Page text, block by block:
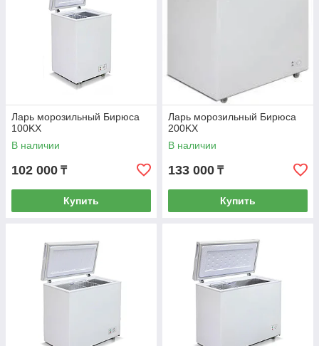
Ларь морозильный Бирюса
100KX
В наличии
102 000 ₸
Купить
Ларь морозильный Бирюса
200KX
В наличии
133 000 ₸
Купить